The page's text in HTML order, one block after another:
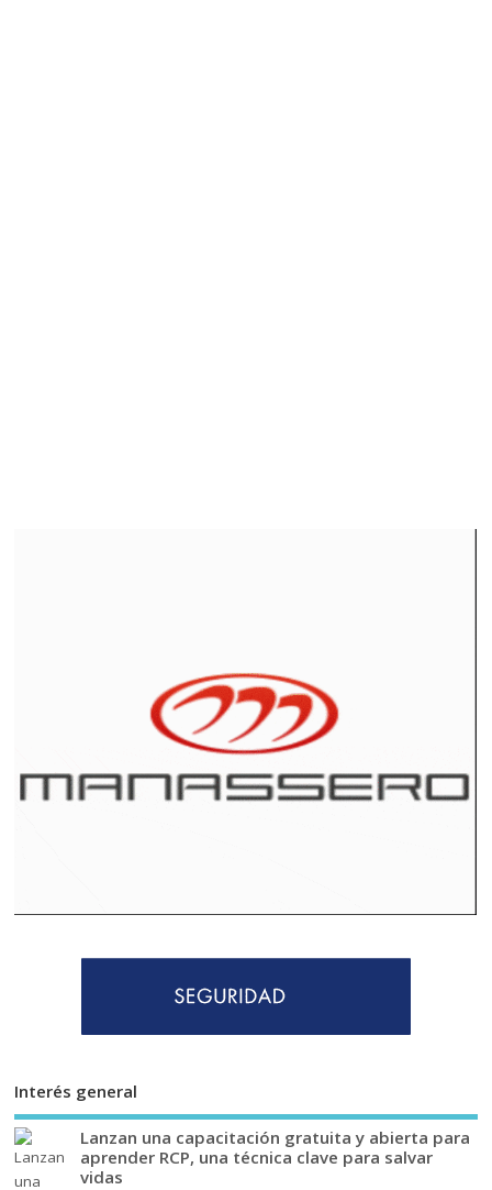
Interés general
Lanzan una capacitación gratuita y abierta para
aprender RCP, una técnica clave para salvar
vidas